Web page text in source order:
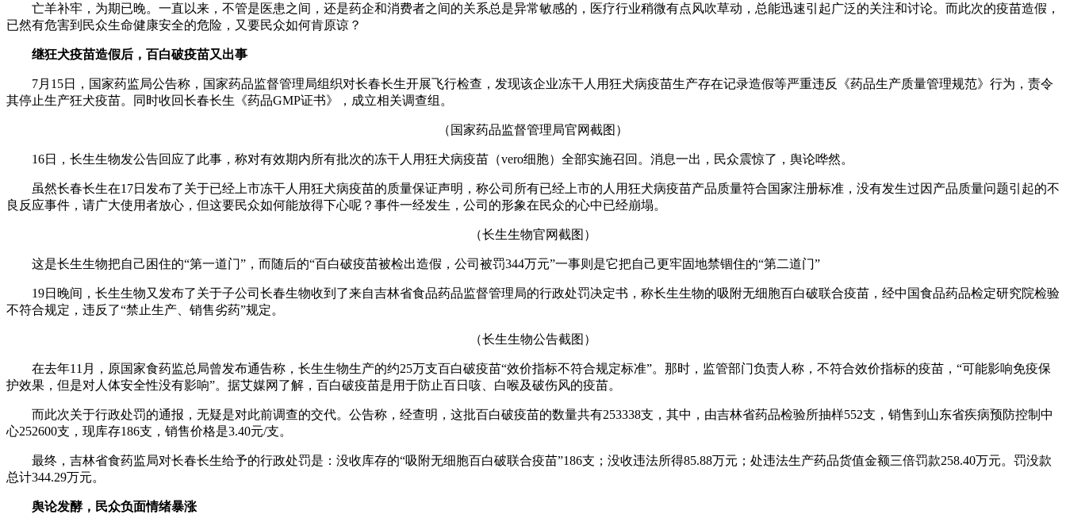
亡羊补牢，为期已晚。一直以来，不管是医患之间，还是药企和消费者之间的关系总是异常敏感的，医疗行业稍微有点风吹草动，总能迅速引起广泛的关注和讨论。而此次的疫苗造假，
已然有危害到民众生命健康安全的危险，又要民众如何肯原谅？
继狂犬疫苗造假后，百白破疫苗又出事
7月15日，国家药监局公告称，国家药品监督管理局组织对长春长生开展飞行检查，发现该企业冻干人用狂犬病疫苗生产存在记录造假等严重违反《药品生产质量管理规范》行为，责令
其停止生产狂犬疫苗。同时收回长春长生《药品GMP证书》，成立相关调查组。
（国家药品监督管理局官网截图）
16日，长生生物发公告回应了此事，称对有效期内所有批次的冻干人用狂犬病疫苗（vero细胞）全部实施召回。消息一出，民众震惊了，舆论哗然。
虽然长春长生在17日发布了关于已经上市冻干人用狂犬病疫苗的质量保证声明，称公司所有已经上市的人用狂犬病疫苗产品质量符合国家注册标准，没有发生过因产品质量问题引起的不
良反应事件，请广大使用者放心，但这要民众如何能放得下心呢？事件一经发生，公司的形象在民众的心中已经崩塌。
（长生生物官网截图）
这是长生生物把自己困住的“第一道门”，而随后的“百白破疫苗被检出造假，公司被罚344万元”一事则是它把自己更牢固地禁锢住的“第二道门”
19日晚间，长生生物又发布了关于子公司长春生物收到了来自吉林省食品药品监督管理局的行政处罚决定书，称长生生物的吸附无细胞百白破联合疫苗，经中国食品药品检定研究院检验
不符合规定，违反了“禁止生产、销售劣药”规定。
（长生生物公告截图）
在去年11月，原国家食药监总局曾发布通告称，长生生物生产的约25万支百白破疫苗“效价指标不符合规定标准”。那时，监管部门负责人称，不符合效价指标的疫苗，“可能影响免疫保
护效果，但是对人体安全性没有影响”。据艾媒网了解，百白破疫苗是用于防止百日咳、白喉及破伤风的疫苗。
而此次关于行政处罚的通报，无疑是对此前调查的交代。公告称，经查明，这批百白破疫苗的数量共有253338支，其中，由吉林省药品检验所抽样552支，销售到山东省疾病预防控制中
心252600支，现库存186支，销售价格是3.40元/支。
最终，吉林省食药监局对长春长生给予的行政处罚是：没收库存的“吸附无细胞百白破联合疫苗”186支；没收违法所得85.88万元；处违法生产药品货值金额三倍罚款258.40万元。罚没款
总计344.29万元。
舆论发酵，民众负面情绪暴涨